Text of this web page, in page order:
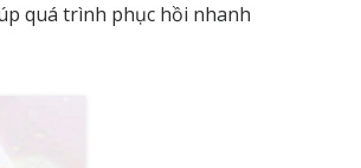
quá trình phục hồi nhanh